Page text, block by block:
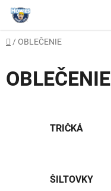
Prejsť
obsah
Domov
/ OBLEČENIE
OBLEČENIE
TRIČKÁ
ŠILTOVKY